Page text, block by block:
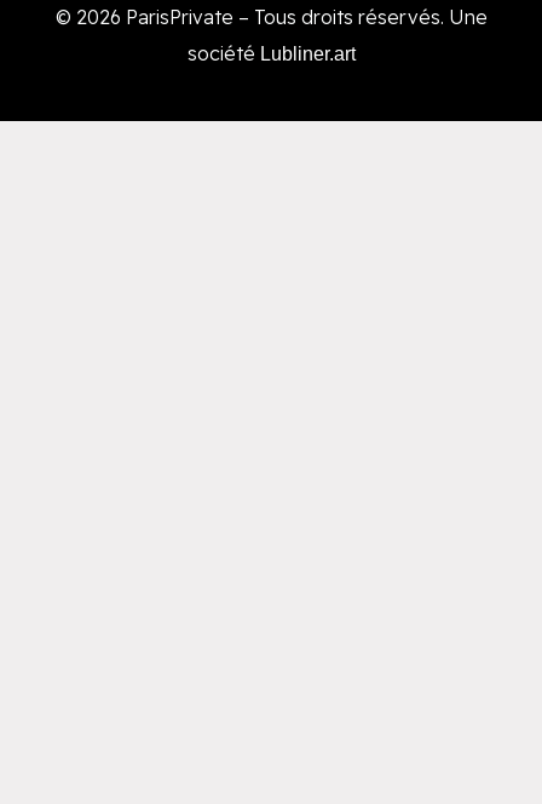
© 2026 ParisPrivate – Tous droits réservés. Une
société Lubliner.art